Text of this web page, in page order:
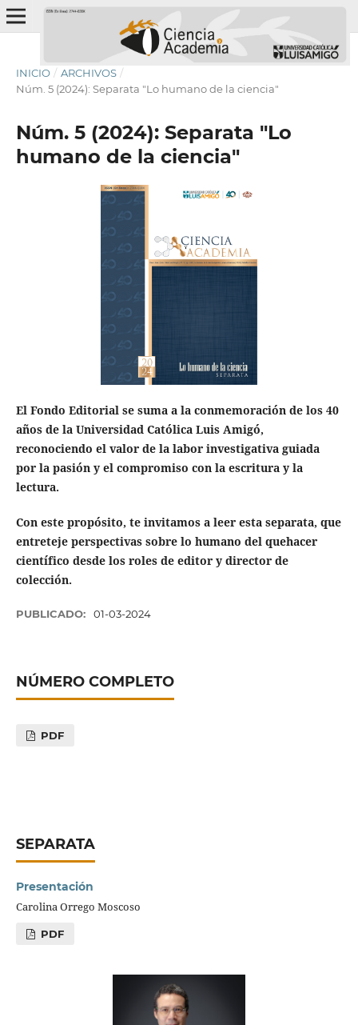
INICIO / ARCHIVOS /
Núm. 5 (2024): Separata "Lo humano de la ciencia"
Núm. 5 (2024): Separata "Lo
humano de la ciencia"
El Fondo Editorial se suma a la conmemoración de los 40
años de la Universidad Católica Luis Amigó,
reconociendo el valor de la labor investigativa guiada
por la pasión y el compromiso con la escritura y la
lectura.
Con este propósito, te invitamos a leer esta separata, que
entreteje perspectivas sobre lo humano del quehacer
científico desde los roles de editor y director de
colección.
PUBLICADO: 01-03-2024
NÚMERO COMPLETO
PDF
SEPARATA
Presentación
Carolina Orrego Moscoso
PDF